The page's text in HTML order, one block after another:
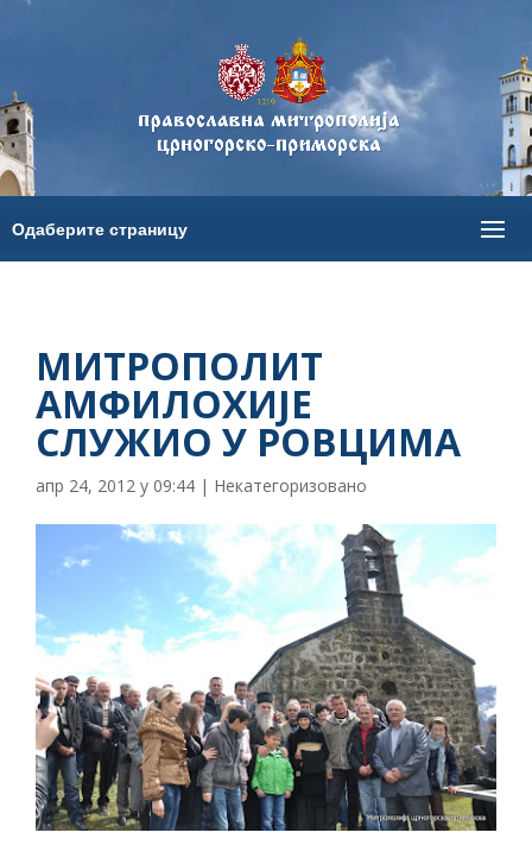
МИТРОПОЛИТ
АМФИЛОХИЈЕ
СЛУЖИО У РОВЦИМА
апр 24, 2012 у 09:44 | Некатегоризовано